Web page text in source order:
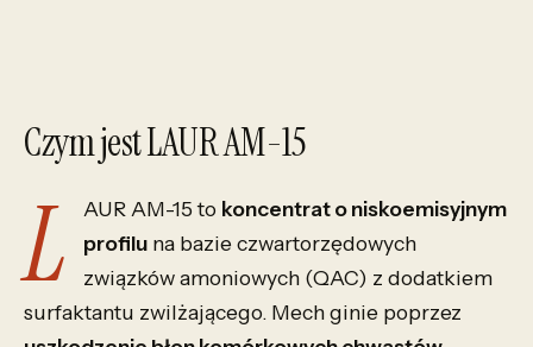
Czym jest LAUR AM-15
L AUR AM-15 to koncentrat o niskoemisyjnym
profilu na bazie czwartorzędowych
związków amoniowych (QAC) z dodatkiem
surfaktantu zwilżającego. Mech ginie poprzez